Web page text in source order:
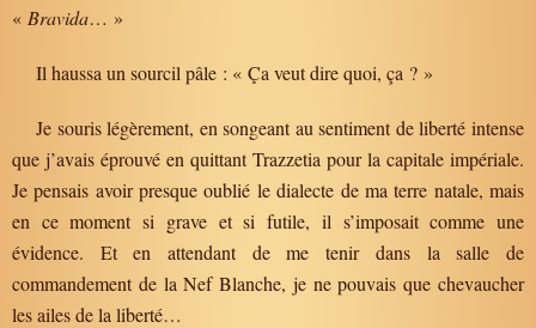
« Bravida… »
Il haussa un sourcil pâle : « Ça veut dire quoi, ça ? »
Je souris légèrement, en songeant au sentiment de liberté intense
que j’avais éprouvé en quittant Trazzetia pour la capitale impériale.
Je pensais avoir presque oublié le dialecte de ma terre natale, mais
en ce moment si grave et si futile, il s’imposait comme une
évidence. Et en attendant de me tenir dans la salle de
commandement de la Nef Blanche, je ne pouvais que chevaucher
les ailes de la liberté…